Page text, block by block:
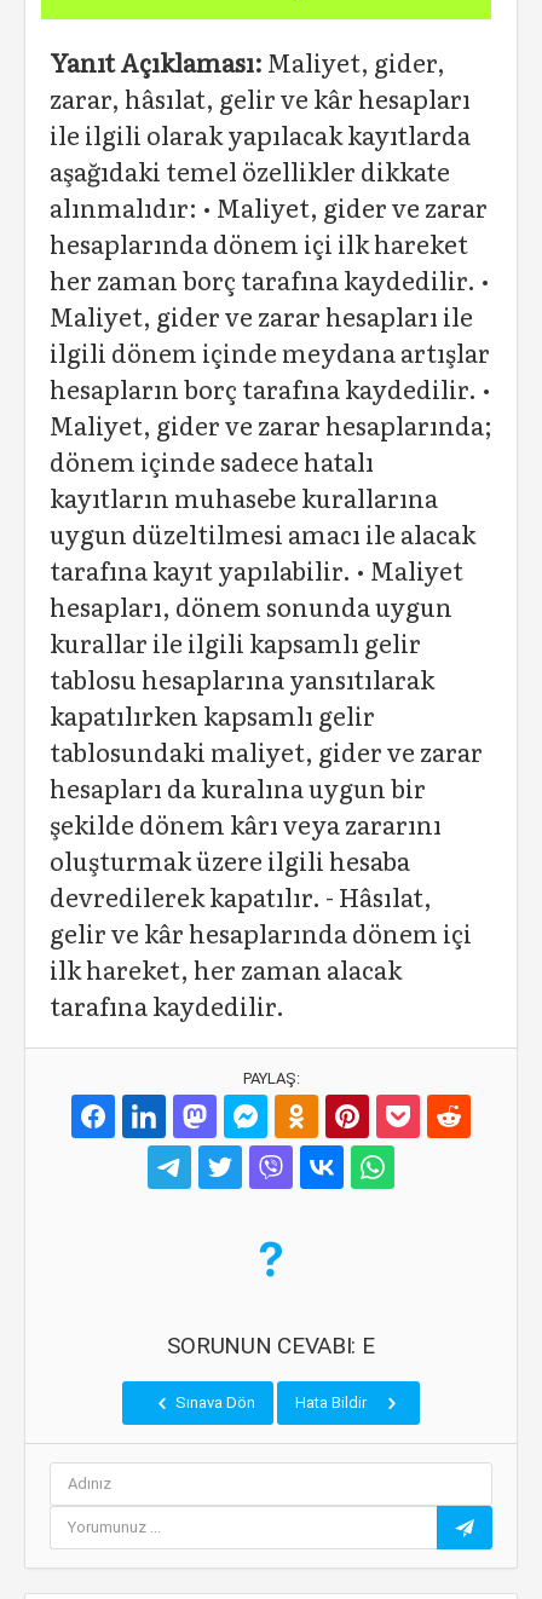
Yanıt Açıklaması: Maliyet, gider,
zarar, hâsılat, gelir ve kâr hesapları
ile ilgili olarak yapılacak kayıtlarda
aşağıdaki temel özellikler dikkate
alınmalıdır: • Maliyet, gider ve zarar
hesaplarında dönem içi ilk hareket
her zaman borç tarafına kaydedilir. •
Maliyet, gider ve zarar hesapları ile
ilgili dönem içinde meydana artışlar
hesapların borç tarafına kaydedilir. •
Maliyet, gider ve zarar hesaplarında;
dönem içinde sadece hatalı
kayıtların muhasebe kurallarına
uygun düzeltilmesi amacı ile alacak
tarafına kayıt yapılabilir. • Maliyet
hesapları, dönem sonunda uygun
kurallar ile ilgili kapsamlı gelir
tablosu hesaplarına yansıtılarak
kapatılırken kapsamlı gelir
tablosundaki maliyet, gider ve zarar
hesapları da kuralına uygun bir
şekilde dönem kârı veya zararını
oluşturmak üzere ilgili hesaba
devredilerek kapatılır. - Hâsılat,
gelir ve kâr hesaplarında dönem içi
ilk hareket, her zaman alacak
tarafına kaydedilir.
PAYLAŞ:
SORUNUN CEVABI: E
Sınava Dön Hata Bildir